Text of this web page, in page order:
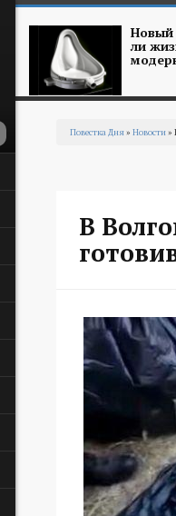
Новый
ли
Повестка Дня» Новости»
В